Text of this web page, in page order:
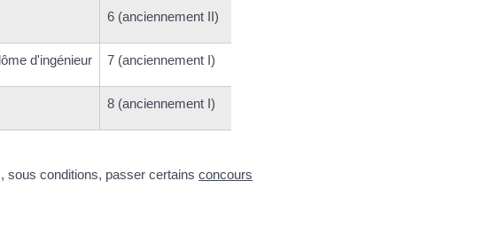
6 (anciennement II)
d'ingénieur 7 (anciennement I)
8 (anciennement I)
sous conditions, passer certainsconcours